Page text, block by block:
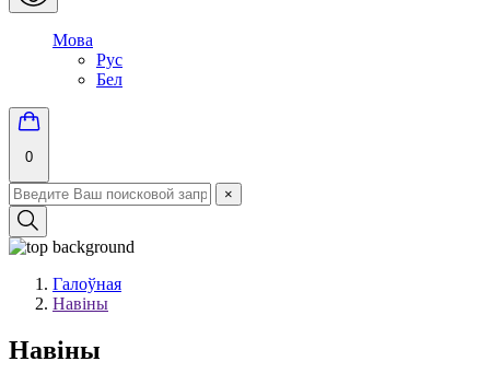
Мова
Рус
Бел
0
×
Галоўная
Навіны
Навіны